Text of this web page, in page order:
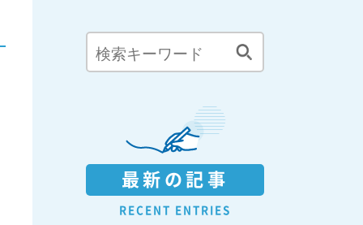
最新の記事
RECENT ENTRIES